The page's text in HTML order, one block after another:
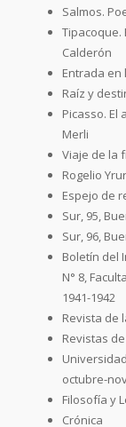
Salmos.
Tipacoque.
Calderón
Entrada en
Raíz y
Picasso. El
Merli
Viaje de la
Rogelio
Espejo de
Sur, 95,
Sur, 96,
Boletín del
N° 8,
1941-1942
Revista de
Revistas
octubre-
Filosofía y
Crónica